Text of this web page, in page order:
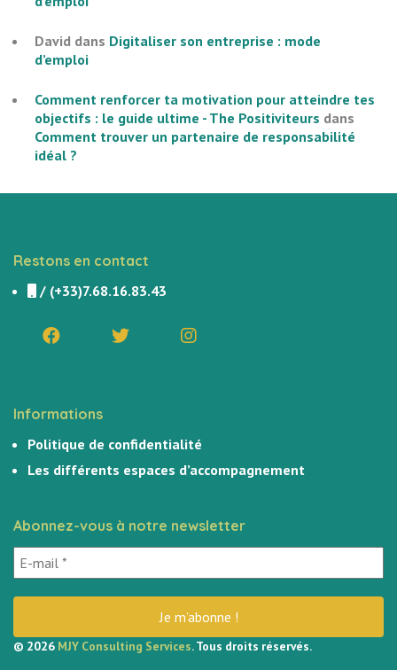
David dans Digitaliser son entreprise : mode
d’emploi
Comment renforcer ta motivation pour atteindre tes
objectifs : le guide ultime - The Positiviteurs dans
Comment trouver un partenaire de responsabilité
idéal ?
Restons en contact
/ (+33)7.68.16.83.43
Informations
Politique de confidentialité
Les différents espaces d’accompagnement
Abonnez-vous à notre newsletter
© 2026 MJY Consulting Services. Tous droits réservés.